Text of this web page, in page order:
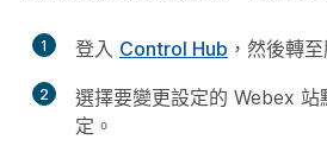
1 登入 Control Hub ，然後轉至
2 選擇要變更設定的 Webex 站
定 。